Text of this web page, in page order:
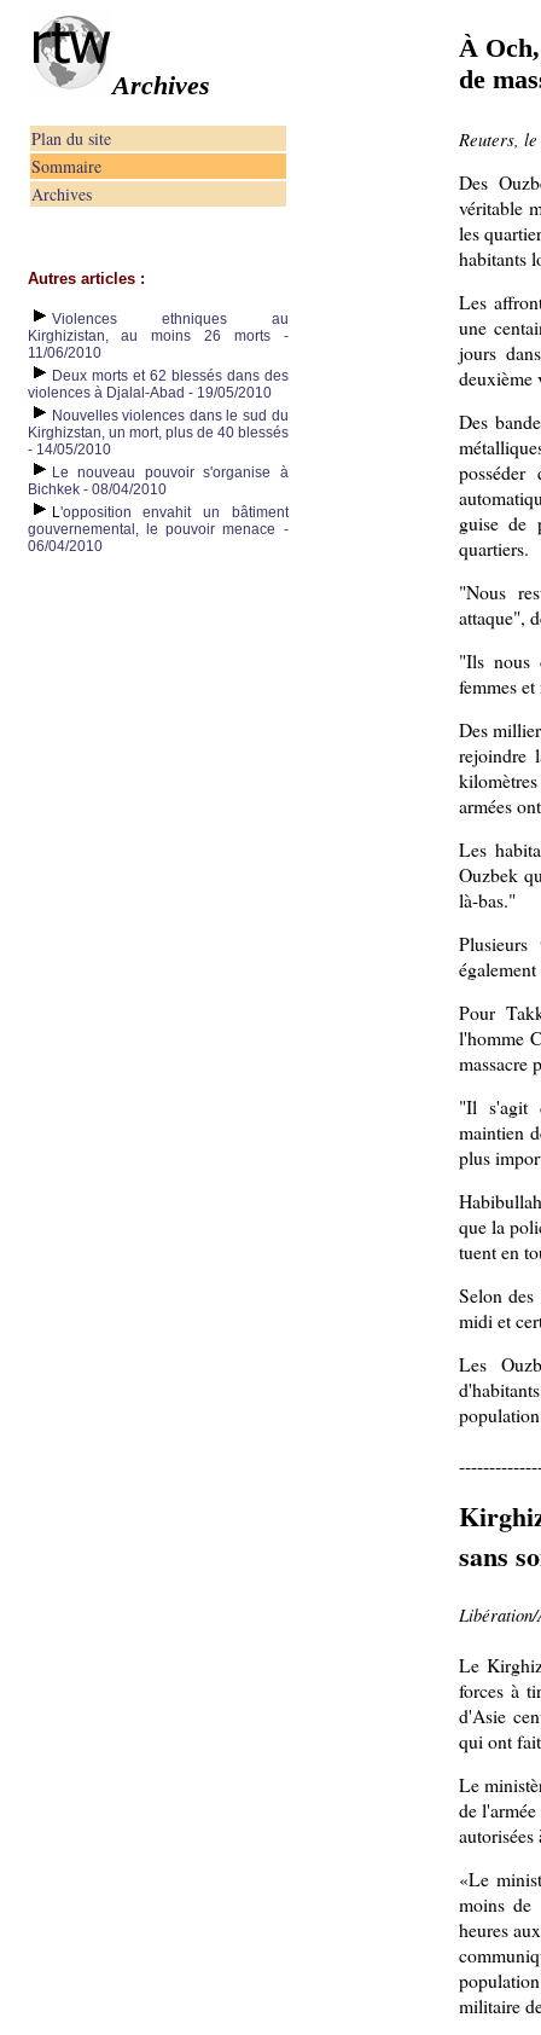
Archives
Plan du site
Sommaire
Archives
Autres articles :
Violences ethniques au
Kirghizistan, au moins 26 morts -
11/06/2010
Deux morts et 62 blessés dans des
violences à Djalal-Abad - 19/05/2010
Nouvelles violences dans le sud du
Kirghizstan, un mort, plus de 40 blessés
- 14/05/2010
Le nouveau pouvoir s'organise à
Bichkek - 08/04/2010
L'opposition envahit un bâtiment
gouvernemental, le pouvoir menace -
06/04/2010
À
de
Reuters,
Des
véritable
les
habitants
Les
une
jours
deuxième
Des
guise de
quartiers.
"Nous
attaque",
"Ils nous
femmes
Des
rejoindre
armées
Les
Ouzbek
là-bas."
Pour
l'homme
massacre
"Il s'agit
maintien
plus
que la
tuent en
Selon
midi et
Les
sans
Libération/
Le
forces à
d'Asie
qui ont
Le
de
«Le
moins de
heures
militaire